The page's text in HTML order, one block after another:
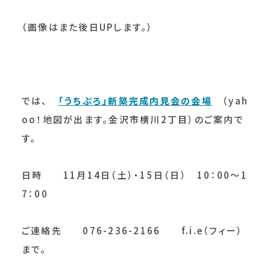
（画像はまた後日UPします。）
では、 「うちぷろ」新築完成内見会の会場
（yah
oo！地図が出ます。金沢市横川2丁目）のご案内で
す。
日時 11月14日（土）・15日（日） 10：00～1
7：00
ご連絡先 076-236-2166 f.i.e（フィー）
まで。